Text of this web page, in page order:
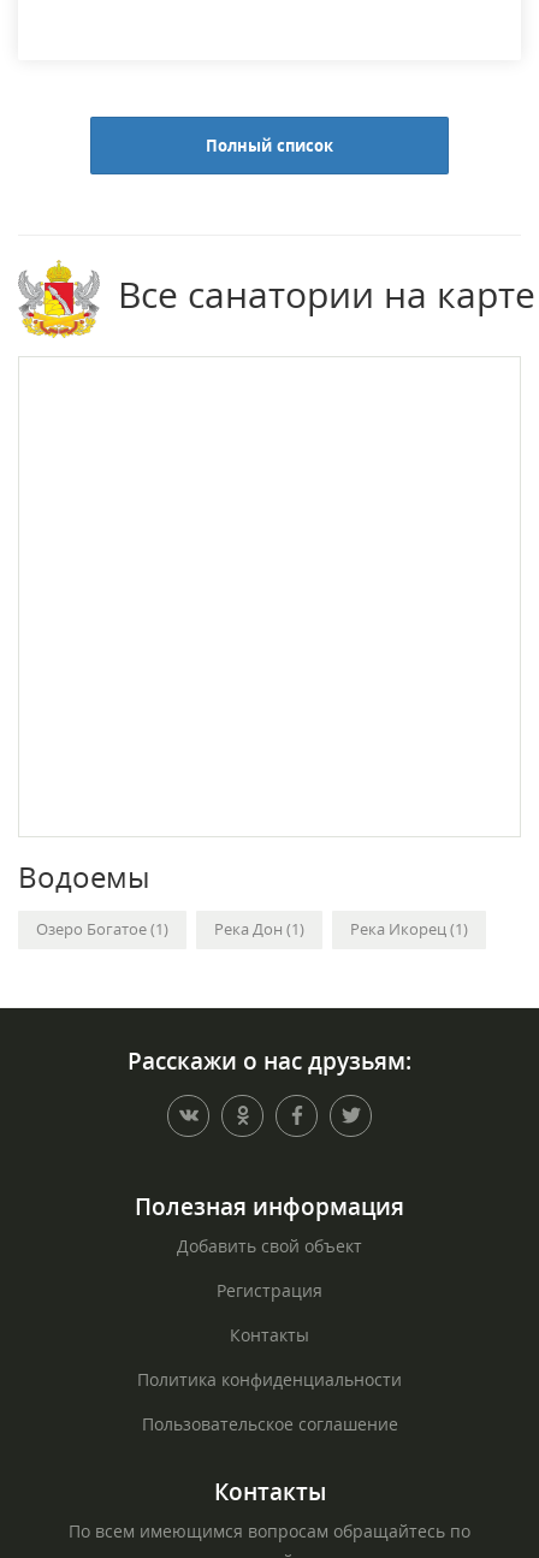
Полный список
Все санатории на карте
Водоемы
Озеро Богатое (1) Река Дон (1) Река Икорец (1)
Расскажи о нас друзьям:
Полезная информация
Добавить свой объект
Регистрация
Контакты
Политика конфиденциальности
Пользовательское соглашение
Контакты
По всем имеющимся вопросам обращайтесь по